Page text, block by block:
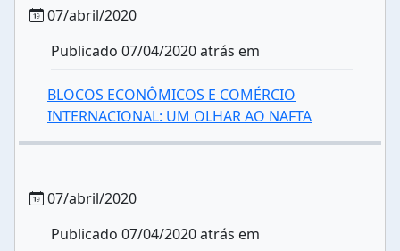
07/abril/2020
Publicado 07/04/2020 atrás em
BLOCOS ECONÔMICOS E COMÉRCIO
INTERNACIONAL: UM OLHAR AO NAFTA
07/abril/2020
Publicado 07/04/2020 atrás em